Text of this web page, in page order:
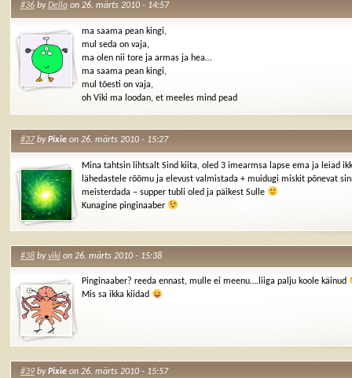
#36byDellaon 26. märts 2010 - 14:57
ma saama pean kingi,
mul seda on vaja,
ma olen nii tore ja armas ja hea…
ma saama pean kingi,
mul tõesti on vaja,
oh Viki ma loodan, et meeles mind pead
#37byPixieon 26. märts 2010 - 15:27
Mina tahtsin lihtsalt Sind kiita, oled 3 imearmsa lapse ema ja leiad
lähedastele rõõmu ja elevust valmistada + muidugi miskit põnevat
meisterdada – supper tubli oled ja päikest Sulle
Kunagine pinginaaber
#38byvikion 26. märts 2010 - 15:38
Pinginaaber? reeda ennast, mulle ei meenu….liiga palju koole käinud
Mis sa ikka kiidad
#39byPixieon 26. märts 2010 - 15:57